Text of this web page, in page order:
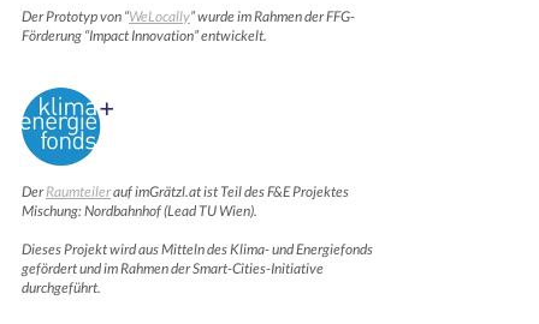
Der Prototyp von “WeLocally” wurde im Rahmen der FFG-
Förderung “Impact Innovation” entwickelt.
DerRaumteilerauf imGrätzl.at ist Teil des F&E Projektes
Mischung: Nordbahnhof (Lead TU Wien).
Dieses Projekt wird aus Mitteln des Klima- und Energiefonds
gefördert und im Rahmen der Smart-Cities-Initiative
durchgeführt.